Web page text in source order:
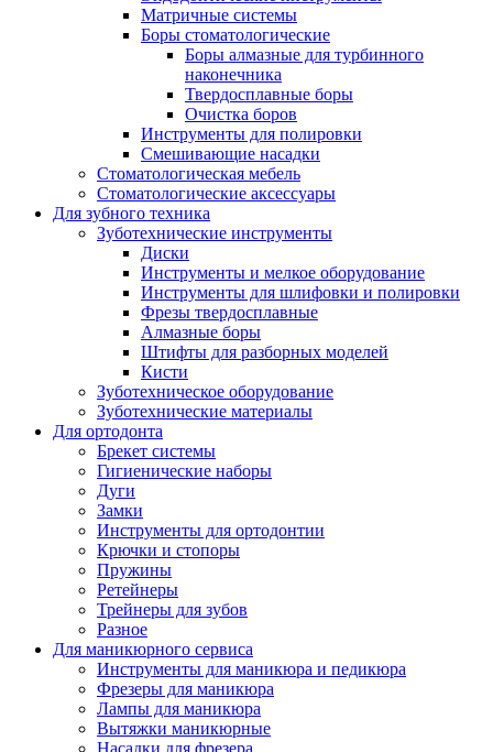
Матричные системы
Боры стоматологические
Боры алмазные для турбинного
наконечника
Твердосплавные боры
Очистка боров
Инструменты для полировки
Смешивающие насадки
Стоматологическая мебель
Стоматологические аксессуары
Для зубного техника
Зуботехнические инструменты
Диски
Инструменты и мелкое оборудование
Инструменты для шлифовки и полировки
Фрезы твердосплавные
Алмазные боры
Штифты для разборных моделей
Кисти
Зуботехническое оборудование
Зуботехнические материалы
Для ортодонта
Брекет системы
Гигиенические наборы
Дуги
Замки
Инструменты для ортодонтии
Крючки и стопоры
Пружины
Ретейнеры
Трейнеры для зубов
Разное
Для маникюрного сервиса
Инструменты для маникюра и педикюра
Фрезеры для маникюра
Лампы для маникюра
Вытяжки маникюрные
Насадки для фрезера